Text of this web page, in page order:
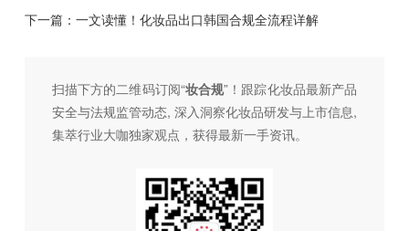
下一篇： 一文读懂！化妆品出口韩国合规全流程详解
扫描下方的二维码订阅“妆合规”！跟踪化妆品最新产品
安全与法规监管动态, 深入洞察化妆品研发与上市信息,
集萃行业大咖独家观点，获得最新一手资讯。